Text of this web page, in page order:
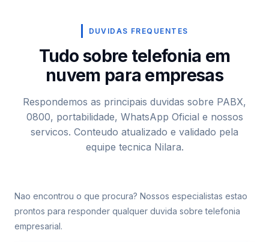
DUVIDAS FREQUENTES
Tudo sobre telefonia em
nuvem para empresas
Respondemos as principais duvidas sobre PABX,
0800, portabilidade, WhatsApp Oficial e nossos
servicos. Conteudo atualizado e validado pela
equipe tecnica Nilara.
Nao encontrou o que procura? Nossos especialistas estao
prontos para responder qualquer duvida sobre telefonia
empresarial.